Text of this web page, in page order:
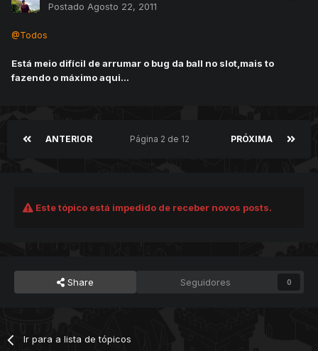
Postado Agosto 22, 2011
@Todos
Está meio difícil de arrumar o bug da ball no slot,mais to
fazendo o máximo aqui...
ANTERIOR PRÓXIMA
Página 2 de 12
Este tópico está impedido de receber novos posts.
Share Seguidores 0
Ir para a lista de tópicos